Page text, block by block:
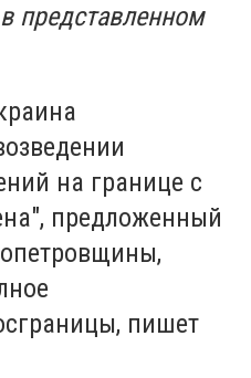
представленном
на границе с
предложенный
пишет